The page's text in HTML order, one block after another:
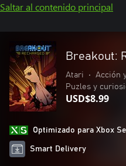
Saltar al contenido principal
Breakout:
Atari • Acción
Puzles y
USD$8.99
Optimizado para Xbox
Smart Delivery